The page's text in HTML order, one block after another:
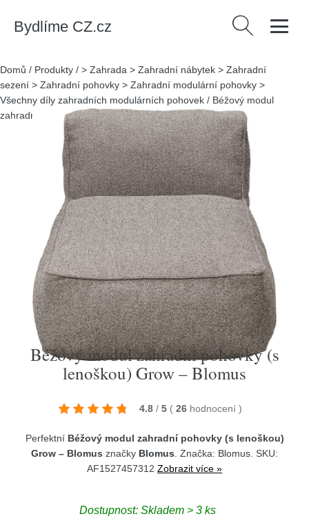
Bydlíme CZ.cz Vyhledávání
Domů / Produkty / > Zahrada > Zahradní nábytek > Zahradní
sezení > Zahradní pohovky > Zahradní modulární pohovky >
Všechny díly zahradních modulárních pohovek / Béžový modul
zahradní pohovky (s lenoškou) Grow – Blomus
Béžový modul zahradní pohovky (s
lenoškou) Grow – Blomus
4.8 / 5 ( 26 hodnocení )
Perfektní Béžový modul zahradní pohovky (s lenoškou)
Grow – Blomus značky Blomus . Značka: Blomus . SKU:
AF1527457312 Zobrazit více »
Dostupnost: Skladem > 3 ks